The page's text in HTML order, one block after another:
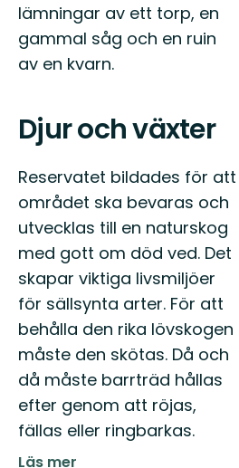
lämningar av ett torp, en
gammal såg och en ruin
av en kvarn.
Djur och växter
Reservatet bildades för att
området ska bevaras och
utvecklas till en naturskog
med gott om död ved. Det
skapar viktiga livsmiljöer
för sällsynta arter. För att
behålla den rika lövskogen
måste den skötas. Då och
då måste barrträd hållas
efter genom att röjas,
fällas eller ringbarkas.
Läs mer